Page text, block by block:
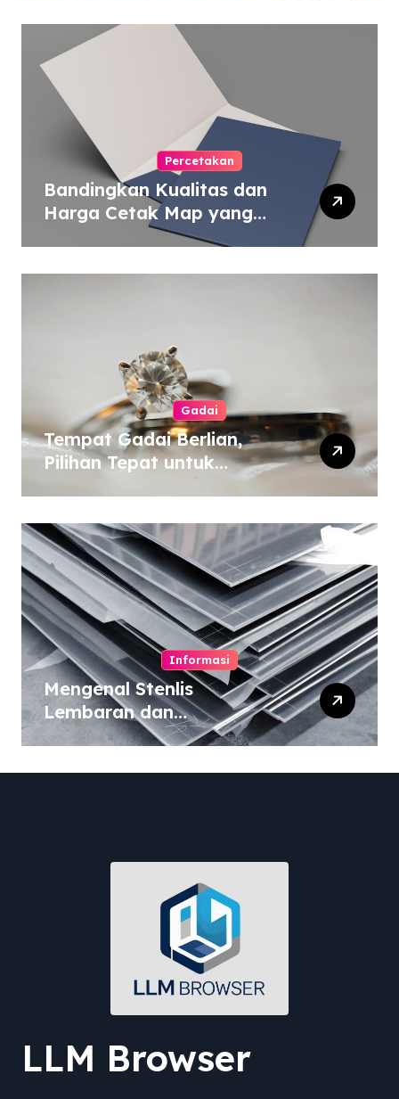
Percetakan
Bandingkan Kualitas dan
Harga Cetak Map yang
Murah atau Mahal
Gadai
Tempat Gadai Berlian,
Pilihan Tepat untuk
Informasi
Mengenal Stenlis
Lembaran dan
Komposisinya
LLM Browser